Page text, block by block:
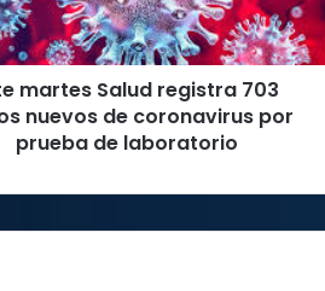
martes Salud registra 703
nuevos de coronavirus por
prueba de laboratorio